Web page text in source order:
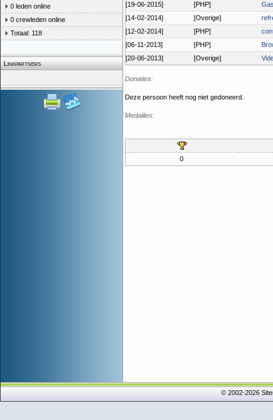
0 leden online
0 crewleden online
Totaal: 118
Linkpartners
[19-06-2015] [PHP]
[14-02-2014]
[Overige]
[12-02-2014]
[PHP]
[06-11-2013]
[PHP]
[20-06-2013]
[Overige]
Donaties:
Deze persoon heeft nog niet gedoneerd.
Medailles:
0
© 2002-2026